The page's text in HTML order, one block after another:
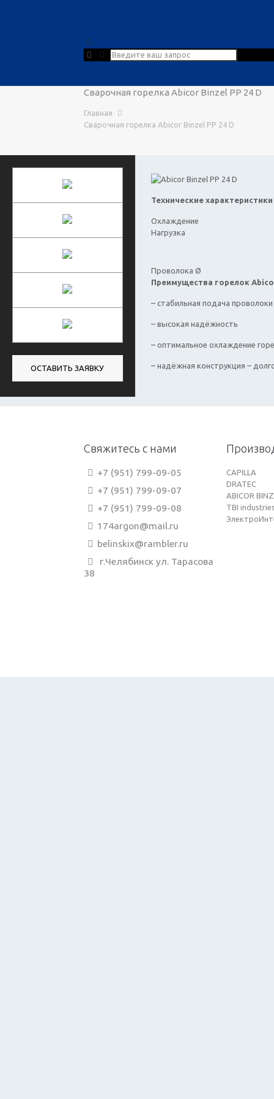
Сварочная горелка Abicor Binzel PP 24 D
Главная
Сварочная горелка Abicor Binzel PP 24 D
Технические характеристики
Охлаждение
Нагрузка
Проволока Ø
Преимущества горелок
– стабильная подача
– высокая надёжность
– оптимальное охлаждение
– надёжная конструкция –
ОСТАВИТЬ ЗАЯВКУ
Свяжитесь с нами
+7 (951) 799-09-05
+7 (951) 799-09-07
+7 (951) 799-09-08
174argon@mail.ru
belinskix@rambler.ru
г.Челябинск ул. Тарасова
38
CAPILLA
DRATEC
ABICOR
TBI